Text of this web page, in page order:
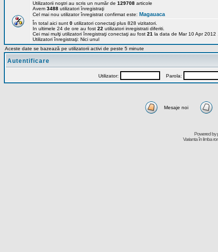
Utilizatorii noştri au scris un număr de 129708 articole
Avem 3488 utilizatori înregistraţi
Cel mai nou utilizator înregistrat confirmat este: Magauaca
În total aici sunt 0 utilizatori conectaţi plus 828 vizitatori.
In ultimele 24 de ore au fost 22 utilizatori inregistrati diferiti.
Cei mai mulţi utilizatori înregistraţi conectaţi au fost 21 la data de Mar 10 Apr 2012
Utilizatori înregistraţi: Nici unul
Aceste date se bazează pe utilizatorii activi de peste 5 minute
Autentificare
Utilizator: Parola:
Mesaje noi
Powered by
Varianta în limba